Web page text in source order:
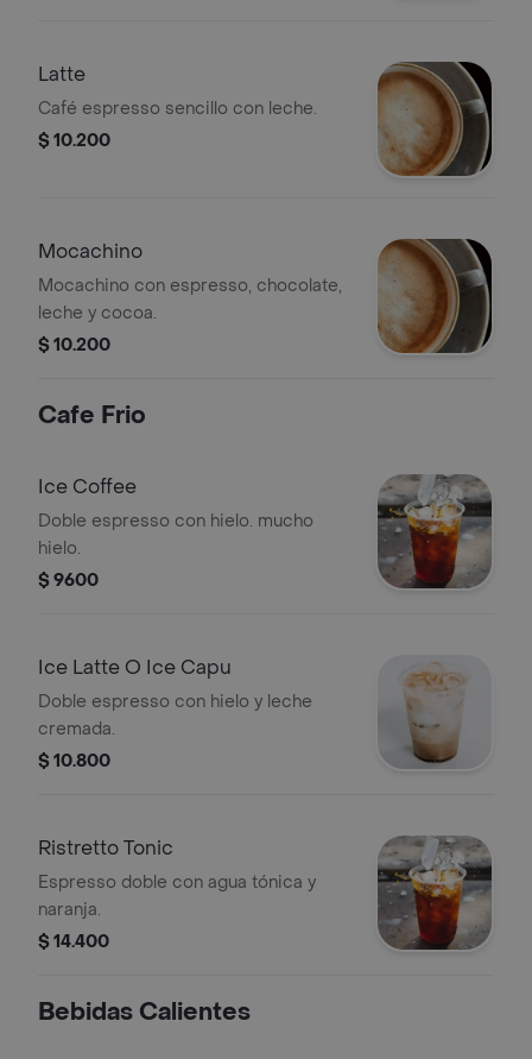
Latte
Café espresso sencillo con leche.
$ 10.200
Mocachino
Mocachino con espresso, chocolate,
leche y cocoa.
$ 10.200
Cafe Frio
Ice Coffee
Doble espresso con hielo. mucho
hielo.
$ 9600
Ice Latte O Ice Capu
Doble espresso con hielo y leche
cremada.
$ 10.800
Ristretto Tonic
Espresso doble con agua tónica y
naranja.
$ 14.400
Bebidas Calientes